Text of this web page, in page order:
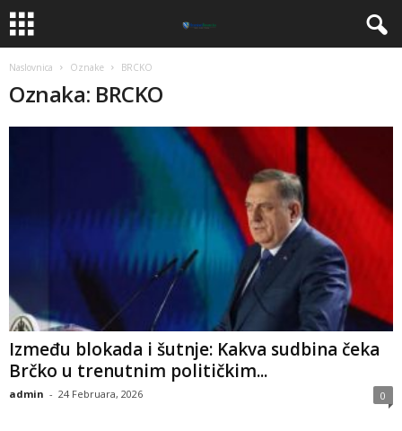
Naslovnica Oznake BRCKO
Oznaka: BRCKO
​Između blokada i šutnje: Kakva sudbina čeka
Brčko u trenutnim političkim...
admin - 24 Februara, 2026 0